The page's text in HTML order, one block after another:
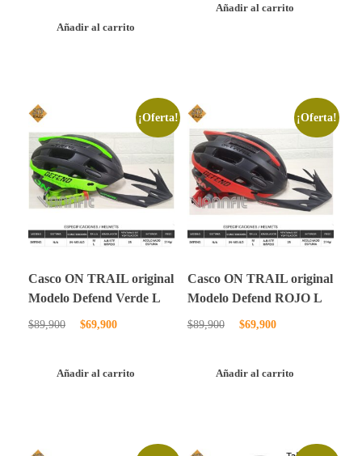
Añadir al carrito
Añadir al carrito
¡Oferta!
Casco ON TRAIL original
Modelo Defend Verde L
$89,900 $69,900
Añadir al carrito
¡Oferta!
Casco ON TRAIL original
Modelo Defend ROJO L
$89,900 $69,900
Añadir al carrito